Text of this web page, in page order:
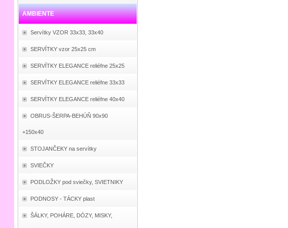
AMBIENTE
Servítky VZOR 33x33, 33x40
SERVÍTKY vzor 25x25 cm
SERVÍTKY ELEGANCE reliéfne 25x25
SERVÍTKY ELEGANCE reliéfne 33x33
SERVÍTKY ELEGANCE reliéfne 40x40
OBRUS-ŠERPA-BEHÚŇ 90x90
+150x40
STOJANČEKY na servítky
SVIEČKY
PODLOŽKY pod sviečky, SVIETNIKY
PODNOSY - TÁCKY plast
ŠÁLKY, POHÁRE, DÓZY, MISKY,